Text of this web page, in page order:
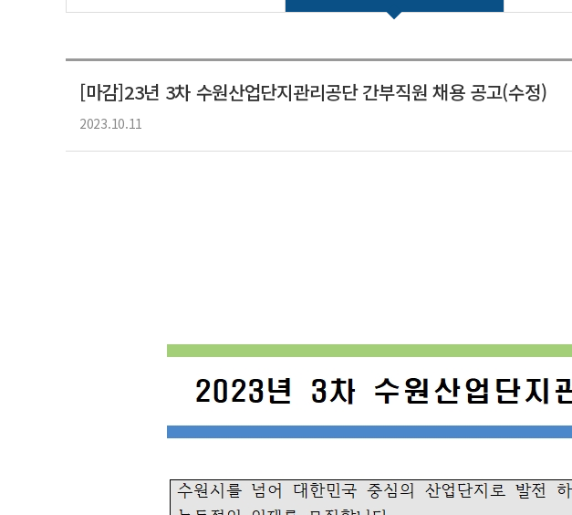
[마감]23년 3차 수원산업단지관리공단 간부직원 채용 공고(수정)
2023.10.11